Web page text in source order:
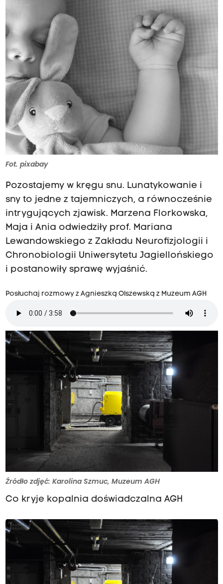
Fot. pixabay
Pozostajemy w kręgu snu. Lunatykowanie i
sny to jedne z tajemniczych, a równocześnie
intrygujących zjawisk. Marzena Florkowska,
Maja i Ania odwiedziły prof. Mariana
Lewandowskiego z Zakładu Neurofizjologii i
Chronobiologii Uniwersytetu Jagiellońskiego
i postanowiły sprawę wyjaśnić.
Posłuchaj rozmowy z Agnieszką Olszewską z Muzeum AGH
Źródło zdjęć: Karolina Szmuc, Muzeum AGH
Co kryje kopalnia doświadczalna AGH